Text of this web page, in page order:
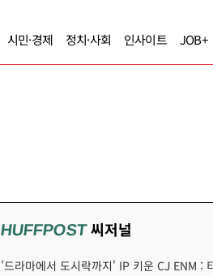
시민·경제 정치·사회 인사이트 JOB+
HUFFPOST씨저널
'드라마에서 도시락까지' IP 키운 CJ ENM :